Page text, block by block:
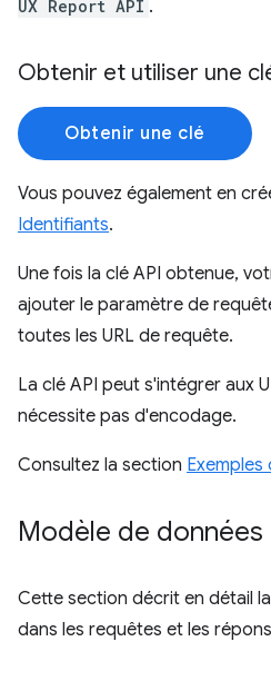
UX Report API .
Obtenir et utiliser une
Obtenir une clé
Vous pouvez également en
Identifiants.
Une fois la clé API obtenue,
ajouter le paramètre de
toutes les URL de requête.
La clé API peut s'intégrer aux
nécessite pas d'encodage.
Consultez la section
Modèle de données
Cette section décrit en détail
dans les requêtes et les